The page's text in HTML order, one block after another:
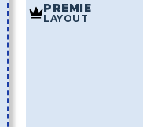
PREMIE
LAYOUT